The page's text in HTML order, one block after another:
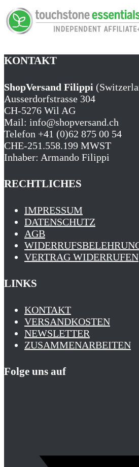
KONTAKT
ShopVersand Filippi
Ausserdorfstrasse 304
CH-5276 Wil AG
Mail: info@shopversand.ch
Telefon +41 (0)62 875 00 54
CHE-251.558.199 MWST
Inhaber: Armando Filippi
RECHTLICHES
IMPRESSUM
DATENSCHUTZ
AGB
VERTRAG WIDERRUFEN
LINKS
KONTAKT
VERSANDKOSTEN
NEWSLETTER
ZUSAMMENARBEITEN
Folge uns auf